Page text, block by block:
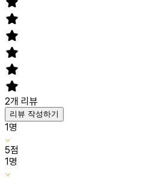
2개 리뷰
리뷰 작성하기
1명
5점
1명